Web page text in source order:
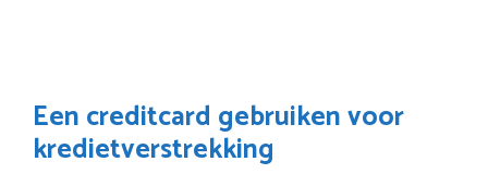
Een creditcard gebruiken voor
kredietverstrekking